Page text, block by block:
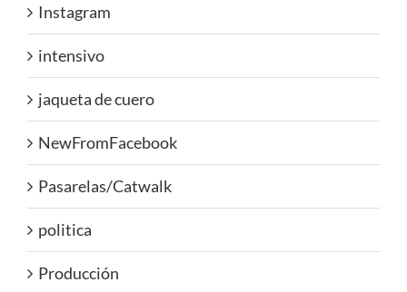
Instagram
intensivo
jaqueta de cuero
NewFromFacebook
Pasarelas/Catwalk
politica
Producción